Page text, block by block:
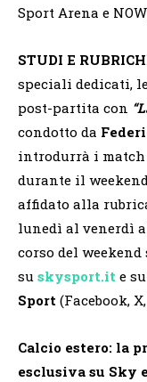
Sport Arena e
STUDI E
speciali dedicati,
post-partita con
condotto da
introdurrà i
durante il
affidato alla
lunedì al venerdì
corso del
su skysport.it e
Sport (Facebook,
Calcio estero: la
esclusiva su Sky